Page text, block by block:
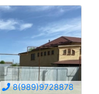
8(989)9728878